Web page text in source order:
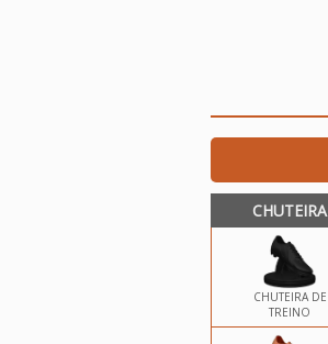
CHUTEIRA
CHUTEIRA DE
TREINO